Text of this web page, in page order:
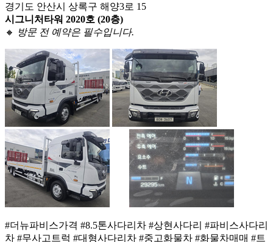
경기도 안산시 상록구 해양3로 15
시그니처타워 2020호 (20층)
🔸
방문 전 예약은 필수입니다.
#더뉴파비스가격 #8.5톤사다리차 #상현사다리 #파비스사다리
차 #무사고트럭 #대형사다리차 #중고화물차 #화물차매매 #트